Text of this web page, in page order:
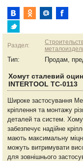
Раздел:
Тип: Продам,
Хомут сталевий
INTERTOOL TC-0113
Широке застосування
кріплення та монтажу
деталей та систем.
забезпечує надійне
мають максимальну
можуть витримувати
для зовнішнього